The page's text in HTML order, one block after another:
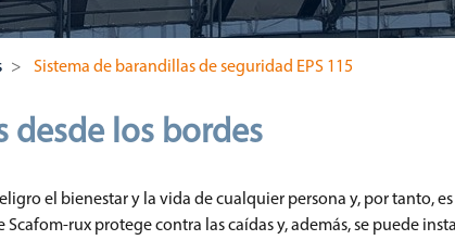
Sistema de barandillas de seguridad EPS 115
desde los bordes
el bienestar y la vida de cualquier persona y, por tanto,
Scafom-rux protege contra las caídas y, además, se puede